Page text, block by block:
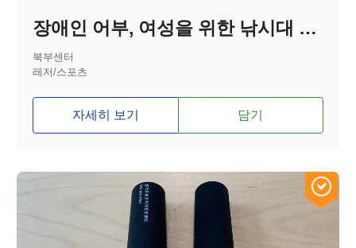
장애인 어부, 여성을 위한 낚시대 홀더
북부센터
레저/스포츠
자세히 보기 담기